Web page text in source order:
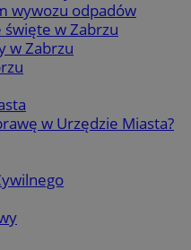
wywozu odpadów
święte w Zabrzu
w Zabrzu
w Urzędzie Miasta?